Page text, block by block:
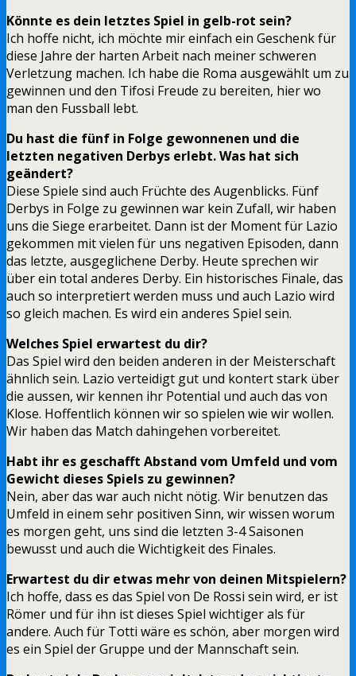
Könnte es dein letztes Spiel in gelb-rot sein?
Ich hoffe nicht, ich möchte mir einfach ein Geschenk für
diese Jahre der harten Arbeit nach meiner schweren
Verletzung machen. Ich habe die Roma ausgewählt um zu
gewinnen und den Tifosi Freude zu bereiten, hier wo
man den Fussball lebt.
Du hast die fünf in Folge gewonnenen und die
letzten negativen Derbys erlebt. Was hat sich
geändert?
Diese Spiele sind auch Früchte des Augenblicks. Fünf
Derbys in Folge zu gewinnen war kein Zufall, wir haben
uns die Siege erarbeitet. Dann ist der Moment für Lazio
gekommen mit vielen für uns negativen Episoden, dann
das letzte, ausgeglichene Derby. Heute sprechen wir
über ein total anderes Derby. Ein historisches Finale, das
auch so interpretiert werden muss und auch Lazio wird
so gleich machen. Es wird ein anderes Spiel sein.
Welches Spiel erwartest du dir?
Das Spiel wird den beiden anderen in der Meisterschaft
ähnlich sein. Lazio verteidigt gut und kontert stark über
die aussen, wir kennen ihr Potential und auch das von
Klose. Hoffentlich können wir so spielen wie wir wollen.
Wir haben das Match dahingehen vorbereitet.
Habt ihr es geschafft Abstand vom Umfeld und vom
Gewicht dieses Spiels zu gewinnen?
Nein, aber das war auch nicht nötig. Wir benutzen das
Umfeld in einem sehr positiven Sinn, wir wissen worum
es morgen geht, uns sind die letzten 3-4 Saisonen
bewusst und auch die Wichtigkeit des Finales.
Erwartest du dir etwas mehr von deinen Mitspielern?
Ich hoffe, dass es das Spiel von De Rossi sein wird, er ist
Römer und für ihn ist dieses Spiel wichtiger als für
andere. Auch für Totti wäre es schön, aber morgen wird
es ein Spiel der Gruppe und der Mannschaft sein.